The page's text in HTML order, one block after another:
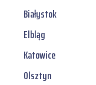
Białystok
Elbląg
Katowice
Olsztyn